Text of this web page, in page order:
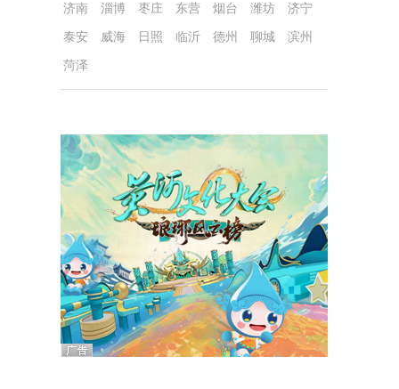
济南 淄博 枣庄 东营 烟台 潍坊
济宁
泰安
威海 日照 临沂 德州 聊城
滨州
菏泽